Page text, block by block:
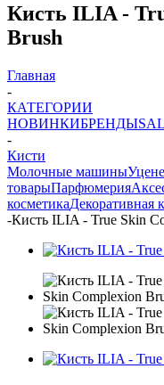
Кисть ILIA -
Brush
Главная
-
КАТЕГОРИИ
НОВИНКИБРЕНДЫ
-
Кисти
Молочные машины
товарыПарфюмерия
косметикаДекоративная
-Кисть ILIA - True Skin